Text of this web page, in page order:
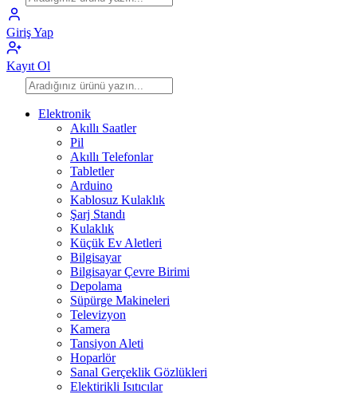
Giriş Yap
Kayıt Ol
Elektronik
Akıllı Saatler
Pil
Akıllı Telefonlar
Tabletler
Arduino
Kablosuz Kulaklık
Şarj Standı
Kulaklık
Küçük Ev Aletleri
Bilgisayar
Bilgisayar Çevre Birimi
Depolama
Süpürge Makineleri
Televizyon
Kamera
Tansiyon Aleti
Hoparlör
Sanal Gerçeklik Gözlükleri
Elektirikli Isıtıcılar